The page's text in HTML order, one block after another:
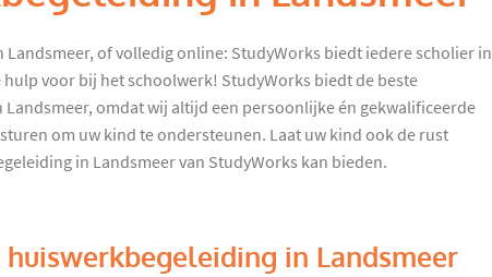
Landsmeer, of volledig online: StudyWorks biedt iedere scholier in
voor bij het schoolwerk! StudyWorks biedt de beste
omdat wij altijd een persoonlijke én gekwalificeerde
om uw kind te ondersteunen. Laat uw kind ook de rust
in Landsmeer van StudyWorks kan bieden.
in Landsmeer